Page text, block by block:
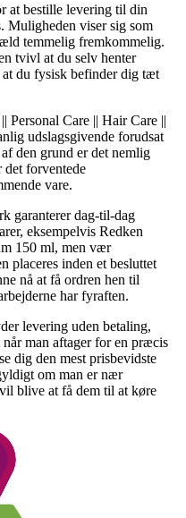
at bestille levering til din
Muligheden viser sig som
temmelig fremkommelig.
tvivl at du selv henter
du fysisk befinder dig tæt
Personal Care || Hair Care ||
udslagsgivende forudsat
den grund er det nemlig
det forventede
vare.
garanterer dag-til-dag
eksempelvis Redken
150 ml, men vær
placeres inden et besluttet
nå at få ordren hen til
har fyraften.
levering uden betaling,
man aftager for en præcis
dig den mest prisbevidste
om man er nær
blive at få dem til at køre